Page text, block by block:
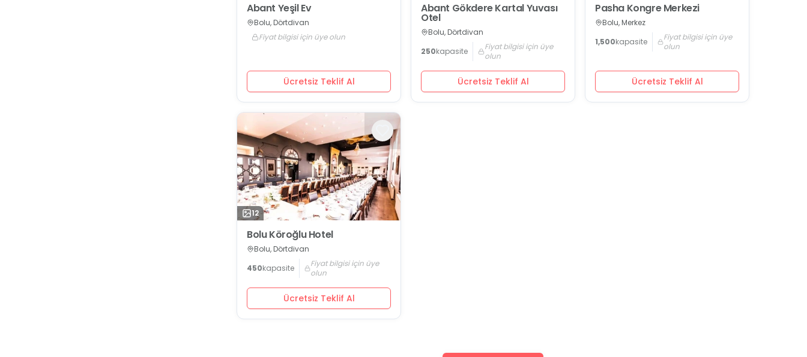
Abant Yeşil Ev
Bolu, Dörtdivan
Fiyat bilgisi için üye olun
Ücretsiz Teklif Al
Abant Gökdere Kartal Yuvası
Otel
Bolu, Dörtdivan
250kapasite
Fiyat bilgisi için üye
olun
Ücretsiz Teklif Al
Pasha Kongre Merkezi
Bolu, Merkez
1,500kapasite
Fiyat bilgisi için üye
olun
Ücretsiz Teklif Al
12
Bolu Köroğlu Hotel
Bolu, Dörtdivan
450kapasite
Fiyat bilgisi için üye
olun
Ücretsiz Teklif Al